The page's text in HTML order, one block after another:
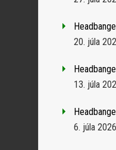
20. júla
13. júla
6. júla 2026